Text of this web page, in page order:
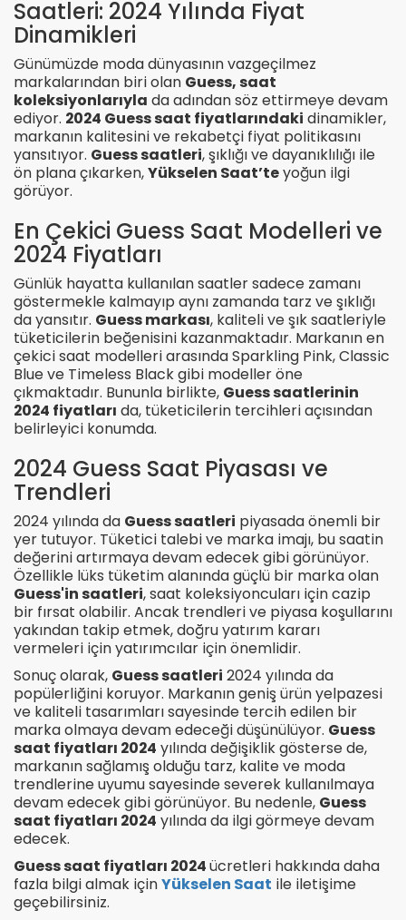
Saatleri: 2024 Yılında Fiyat
Dinamikleri
Günümüzde moda dünyasının vazgeçilmez
markalarından biri olan Guess, saat
koleksiyonlarıyla da adından söz ettirmeye devam
ediyor. 2024 Guess saat fiyatlarındaki dinamikler,
markanın kalitesini ve rekabetçi fiyat politikasını
yansıtıyor. Guess saatleri, şıklığı ve dayanıklılığı ile
ön plana çıkarken, Yükselen Saat’te yoğun ilgi
görüyor.
En Çekici Guess Saat Modelleri ve
2024 Fiyatları
Günlük hayatta kullanılan saatler sadece zamanı
göstermekle kalmayıp aynı zamanda tarz ve şıklığı
da yansıtır. Guess markası, kaliteli ve şık saatleriyle
tüketicilerin beğenisini kazanmaktadır. Markanın en
çekici saat modelleri arasında Sparkling Pink, Classic
Blue ve Timeless Black gibi modeller öne
çıkmaktadır. Bununla birlikte, Guess saatlerinin
2024 fiyatları da, tüketicilerin tercihleri açısından
belirleyici konumda.
2024 Guess Saat Piyasası ve
Trendleri
2024 yılında da Guess saatleri piyasada önemli bir
yer tutuyor. Tüketici talebi ve marka imajı, bu saatin
değerini artırmaya devam edecek gibi görünüyor.
Özellikle lüks tüketim alanında güçlü bir marka olan
Guess'in saatleri, saat koleksiyoncuları için cazip
bir fırsat olabilir. Ancak trendleri ve piyasa koşullarını
yakından takip etmek, doğru yatırım kararı
vermeleri için yatırımcılar için önemlidir.
Sonuç olarak, Guess saatleri 2024 yılında da
popülerliğini koruyor. Markanın geniş ürün yelpazesi
ve kaliteli tasarımları sayesinde tercih edilen bir
marka olmaya devam edeceği düşünülüyor. Guess
saat fiyatları 2024 yılında değişiklik gösterse de,
markanın sağlamış olduğu tarz, kalite ve moda
trendlerine uyumu sayesinde severek kullanılmaya
devam edecek gibi görünüyor. Bu nedenle, Guess
saat fiyatları 2024 yılında da ilgi görmeye devam
edecek.
Guess saat fiyatları 2024 ücretleri hakkında daha
fazla bilgi almak için Yükselen Saat ile iletişime
geçebilirsiniz.